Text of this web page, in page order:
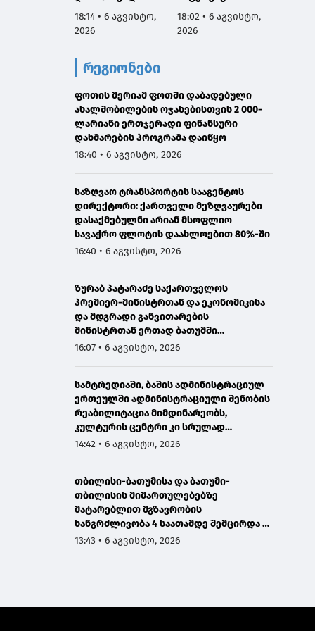
აგვისტოს
ნამდვილად
რამდენიმე კვირით
ადრე დაგეგმილ
გამოკვლევაზე
18:14 • 6 აგვისტო,
2026
სამარცხვინო
სადაც აფხაზებს
18:02 • 6 აგვისტო,
2026
რეგიონები
ფოთის მერიამ ფოთში დაბადებული
ახალშობილების ოჯახებისთვის 2 000-
ლარიანი ერთჯერადი ფინანსური
დახმარების პროგრამა დაიწყო
18:40 • 6 აგვისტო, 2026
საზღვაო ტრანსპორტის სააგენტოს
დირექტორი: ქართველი მეზღვაურები
დასაქმებულნი არიან მსოფლიო
სავაჭრო ფლოტის დაახლოებით 80%-ში
16:40 • 6 აგვისტო, 2026
ზურაბ პატარაძე საქართველოს
პრემიერ-მინისტრთან და ეკონომიკისა
და მდგრადი განვითარების
მინისტრთან ერთად ბათუმში
მნიშვნელოვან ინფრასტრუქტურულ
16:07 • 6 აგვისტო, 2026
სამტრედიაში, ბაშის ადმინისტრაციულ
ერთეულში ადმინისტრაციული შენობის
რეაბილიტაცია მიმდინარეობს,
კულტურის ცენტრი კი სრულად
განახლდა
14:42 • 6 აგვისტო, 2026
თბილისი-ბათუმისა და ბათუმი-
თბილისის მიმართულებებზე
მატარებლით მგზავრობის
ხანგრძლივობა 4 საათამდე შემცირდა -
თბილისი-ბათუმი-თბილისის
13:43 • 6 აგვისტო, 2026